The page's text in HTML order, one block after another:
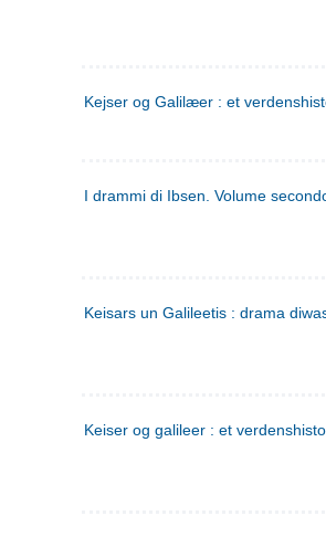
Kejser og Galilæer : et
I drammi di Ibsen. Volume
Keisars un Galileetis : drama
Keiser og galileer : et